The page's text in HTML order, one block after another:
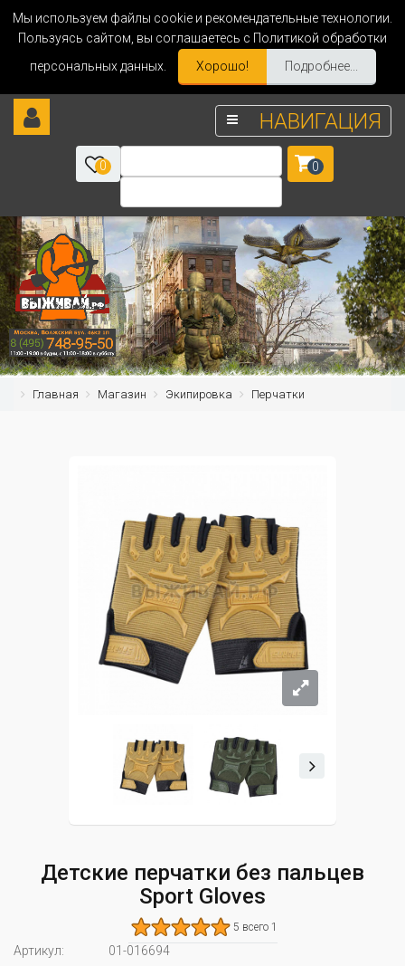
Мы используем файлы cookie и рекомендательные технологии.
Пользуясь сайтом, вы соглашаетесь с Политикой обработки
персональных данных.
Хорошо! Подробнее...
НАВИГАЦИЯ
0 0
Главная Магазин Экипировка Перчатки
Детские перчатки без пальцев
Sport Gloves
5 всего 1
Артикул:
01-016694